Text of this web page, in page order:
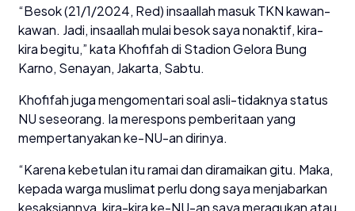
“Besok (21/1/2024, Red) insaallah masuk TKN kawan-
kawan. Jadi, insaallah mulai besok saya nonaktif, kira-
kira begitu,” kata Khofifah di Stadion Gelora Bung
Karno, Senayan, Jakarta, Sabtu.
Khofifah juga mengomentari soal asli-tidaknya status
NU seseorang. Ia merespons pemberitaan yang
mempertanyakan ke-NU-an dirinya.
“Karena kebetulan itu ramai dan diramaikan gitu. Maka,
kepada warga muslimat perlu dong saya menjabarkan
kesaksiannya, kira-kira ke-NU-an saya meragukan atau